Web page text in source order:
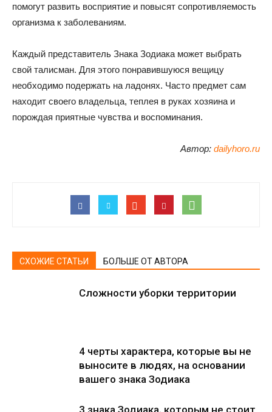
помогут развить восприятие и повысят сопротивляемость
организма к заболеваниям.
Каждый представитель Знака Зодиака может выбрать
свой талисман. Для этого понравившуюся вещицу
необходимо подержать на ладонях. Часто предмет сам
находит своего владельца, теплея в руках хозяина и
порождая приятные чувства и воспоминания.
Автор: dailyhoro.ru
СХОЖИЕ СТАТЬИ БОЛЬШЕ ОТ АВТОРА
Сложности уборки территории
4 черты характера, которые вы не
выносите в людях, на основании
вашего знака Зодиака
3 знака Зодиака, которым не стоит